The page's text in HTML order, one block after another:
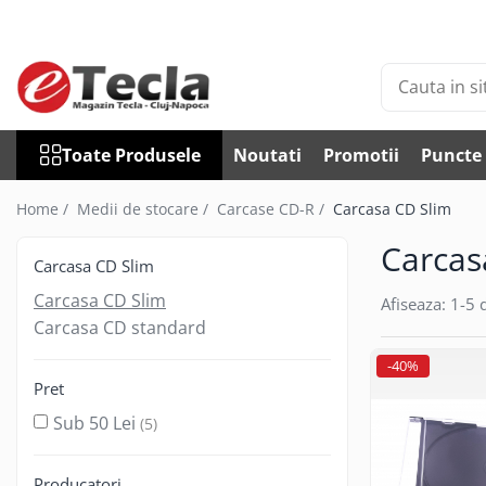
Toate Produsele
Accesorii Diverse
Accesorii auto
Auto accesorii scule
Becuri auto
Car DVR
Car FM
Huse Talon & Permis
Huse foto
Articole divertisment
Toate Produsele Noutati Promotii
Home / Medii de stocare / Carcase CD-R / Carcasa CD Slim
Carcasa CD Slim
Carcasa CD Slim
Carcasa CD standard
Pret
Sub 50 Lei (5)
Afiseaza: 1-5
-40%